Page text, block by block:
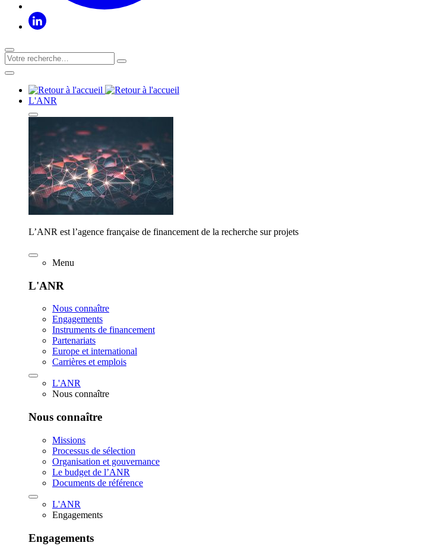
L'ANR
L’ANR est l’agence française de financement de la recherche sur projets
Menu
L'ANR
Nous connaître
Engagements
Instruments de financement
Partenariats
Europe et international
Carrières et emplois
L'ANR
Nous connaître
Nous connaître
Missions
Processus de sélection
Organisation et gouvernance
Le budget de l’ANR
Documents de référence
L'ANR
Engagements
Engagements